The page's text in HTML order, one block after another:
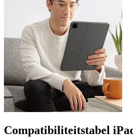
Compatibiliteitstabel